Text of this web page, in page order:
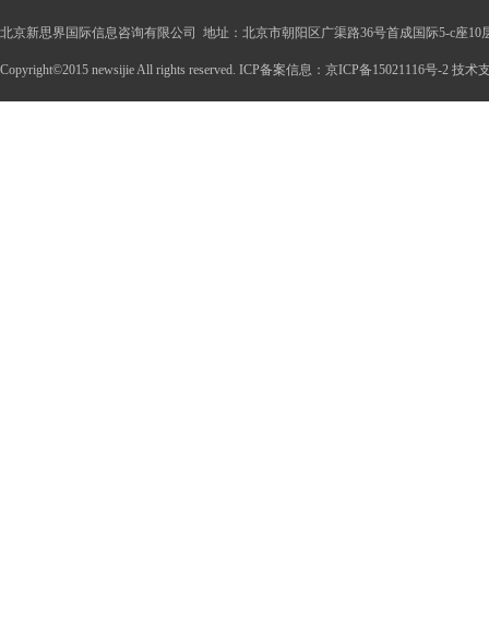
北京新思界国际信息咨询有限公司 地址：北京市朝阳区广渠路36号首成国际5-c座10
Copyright©2015 newsijie All rights reserved. ICP备案信息：京ICP备15021116号-2 技术